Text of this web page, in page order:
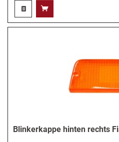
Blinkerkappe hinten rechts